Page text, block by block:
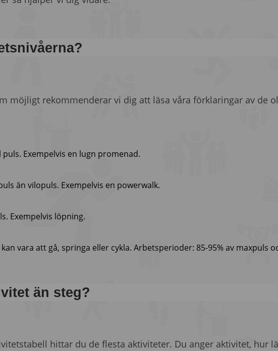
möjligt rekommenderar vi dig att läsa våra förklaringar av de
Exempelvis en lugn promenad.
än vilopuls. Exempelvis en powerwalk.
Exempelvis löpning.
vara att gå, springa eller cykla. Arbetsperioder: 85-95% av maxpuls
än steg?
hittar du de flesta aktiviteter. Du anger aktivitet, hur